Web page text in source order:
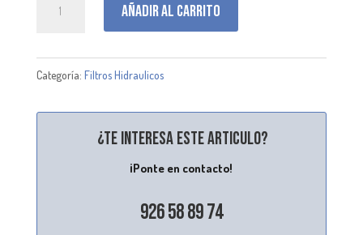
Añadir al carrito
Categoría: Filtros Hidraulicos
¿Te interesa este articulo?
¡Ponte en contacto!
926 58 89 74